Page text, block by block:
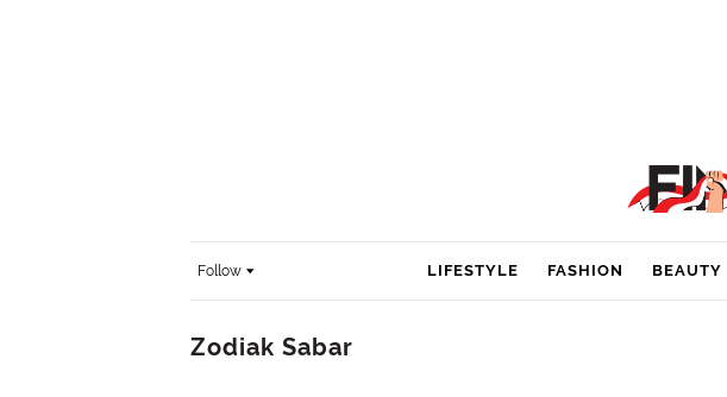
Follow LIFESTYLE FASHION BEAUTY
Zodiak Sabar